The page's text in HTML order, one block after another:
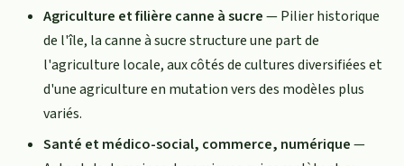
Agriculture et filière canne à sucre— Pilier historique
de l'île, la canne à sucre structure une part de
l'agriculture locale, aux côtés de cultures diversifiées et
d'une agriculture en mutation vers des modèles plus
variés.
Santé et médico-social, commerce, numérique—